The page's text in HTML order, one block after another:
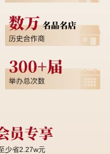
少省2.27w元